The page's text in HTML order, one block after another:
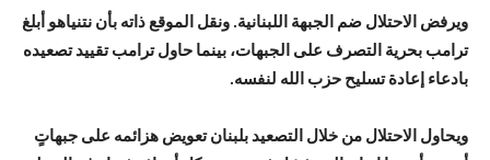
ويرفض الاحتلال ضم الجبهة اللبنانية. ونقل الموقع ذاته بأن نتنياهو أبلغ
ترامب بحرية التصرف على الجبهات، بينما حاول ترامب تقييد تصعيده
بادعاء إعادة تسليح حزب الله لنفسه.
ويحاول الاحتلال من خلال التصعيد بلبنان تعويض هزائمه على جبهاتٍ